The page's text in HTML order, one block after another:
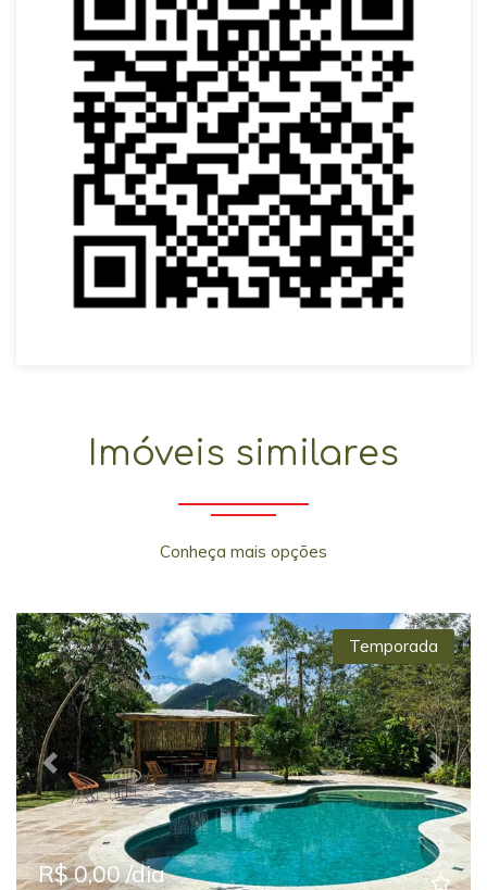
Imóveis similares
Conheça mais opções
Previous Next
Temporada
R$ 0,00 /dia